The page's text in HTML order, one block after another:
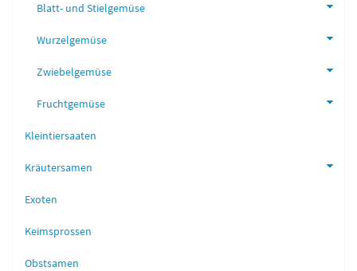
Blatt- und Stielgemüse
Wurzelgemüse
Zwiebelgemüse
Fruchtgemüse
Kleintiersaaten
Kräutersamen
Exoten
Keimsprossen
Obstsamen